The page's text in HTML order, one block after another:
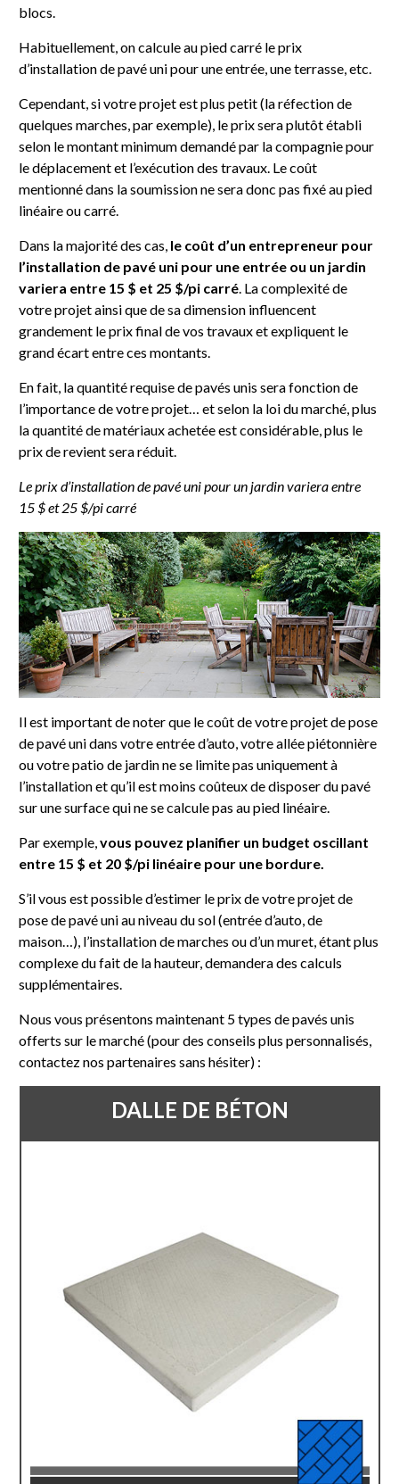
blocs.
Habituellement, on calcule au pied carré le prix
d’installation de pavé uni pour une entrée, une terrasse, etc.
Cependant, si votre projet est plus petit (la réfection de
quelques marches, par exemple), le prix sera plutôt établi
selon le montant minimum demandé par la compagnie pour
le déplacement et l’exécution des travaux. Le coût
mentionné dans la soumission ne sera donc pas fixé au pied
linéaire ou carré.
Dans la majorité des cas, le coût d’un entrepreneur pour
l’installation de pavé uni pour une entrée ou un jardin
variera entre 15 $ et 25 $/pi carré. La complexité de
votre projet ainsi que de sa dimension influencent
grandement le prix final de vos travaux et expliquent le
grand écart entre ces montants.
En fait, la quantité requise de pavés unis sera fonction de
l’importance de votre projet… et selon la loi du marché, plus
la quantité de matériaux achetée est considérable, plus le
prix de revient sera réduit.
Le prix d’installation de pavé uni pour un jardin variera entre
15 $ et 25 $/pi carré
Il est important de noter que le coût de votre projet de pose
de pavé uni dans votre entrée d’auto, votre allée piétonnière
ou votre patio de jardin ne se limite pas uniquement à
l’installation et qu’il est moins coûteux de disposer du pavé
sur une surface qui ne se calcule pas au pied linéaire.
Par exemple,vous pouvez planifier un budget oscillant
entre 15 $ et 20 $/pi linéaire pour une bordure.
S’il vous est possible d’estimer le prix de votre projet de
pose de pavé uni au niveau du sol (entrée d’auto, de
maison…), l’installation de marches ou d’un muret, étant plus
complexe du fait de la hauteur, demandera des calculs
supplémentaires.
Nous vous présentons maintenant 5 types de pavés unis
offerts sur le marché (pour des conseils plus personnalisés,
contactez nos partenaires sans hésiter) :
DALLE DE BÉTON